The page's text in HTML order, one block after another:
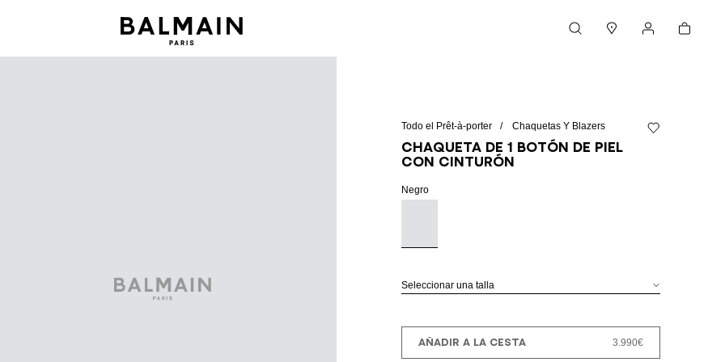
Cesta
Todo el Prêt-à-porter Chaquetas Y Blazers
Chaqueta de 1 botón de piel
con cinturón
Negro
Seleccionar una talla
AÑADIR A LA CESTA 3.990€